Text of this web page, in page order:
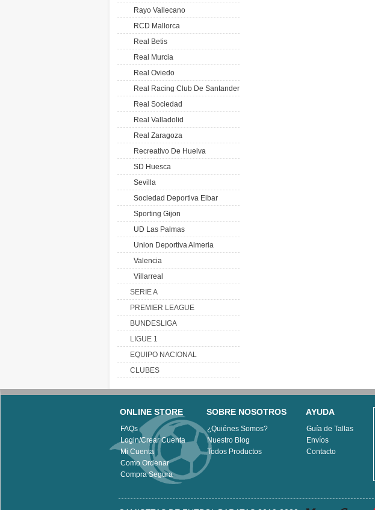
Rayo Vallecano
RCD Mallorca
Real Betis
Real Murcia
Real Oviedo
Real Racing Club De Santander
Real Sociedad
Real Valladolid
Real Zaragoza
Recreativo De Huelva
SD Huesca
Sevilla
Sociedad Deportiva Eibar
Sporting Gijon
UD Las Palmas
Union Deportiva Almeria
Valencia
Villarreal
SERIE A
PREMIER LEAGUE
BUNDESLIGA
LIGUE 1
EQUIPO NACIONAL
CLUBES
ONLINE STORE
FAQs
Login/Crear Cuenta
Mi Cuenta
Como Ordenar
Compra Segura
SOBRE NOSOTROS
¿Quiénes Somos?
Nuestro Blog
Todos Productos
AYUDA
Guía de Tallas
Envíos
Contacto